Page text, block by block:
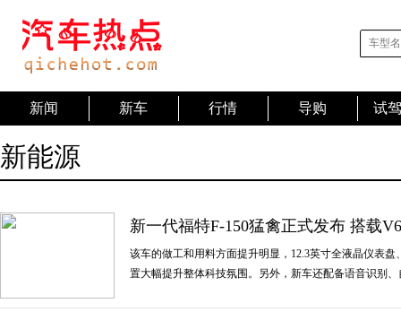
新闻 新车 行情 导购 试
新能源
新一代福特F-150猛禽正式发布 搭载
该车的做工和用料方面提升明显，12.3英寸全液晶仪表
置大幅提升整体科技氛围。另外，新车还配备语音识别